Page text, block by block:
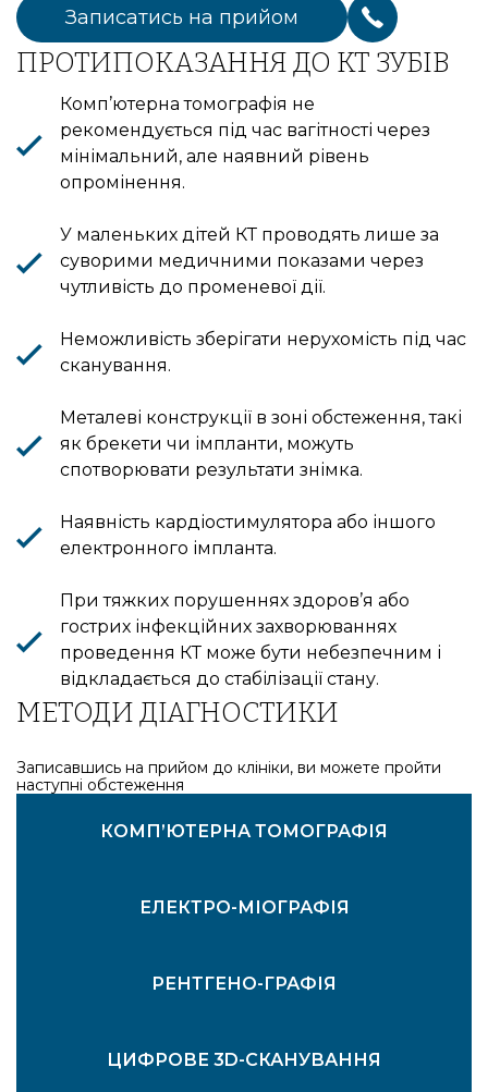
Записатись на прийом
ПРОТИПОКАЗАННЯ ДО КТ ЗУБІВ
Комп’ютерна томографія не
рекомендується під час вагітності через
мінімальний, але наявний рівень
опромінення.
У маленьких дітей КТ проводять лише за
суворими медичними показами через
чутливість до променевої дії.
Неможливість зберігати нерухомість під час
сканування.
Металеві конструкції в зоні обстеження, такі
як брекети чи імпланти, можуть
спотворювати результати знімка.
Наявність кардіостимулятора або іншого
електронного імпланта.
При тяжких порушеннях здоров’я або
гострих інфекційних захворюваннях
проведення КТ може бути небезпечним і
відкладається до стабілізації стану.
МЕТОДИ ДІАГНОСТИКИ
Записавшись на прийом до клініки, ви можете пройти
наступні обстеження
КОМП’ЮТЕРНА ТОМОГРАФІЯ
ЕЛЕКТРО-МІОГРАФІЯ
РЕНТГЕНО-ГРАФІЯ
ЦИФРОВЕ 3D-СКАНУВАННЯ